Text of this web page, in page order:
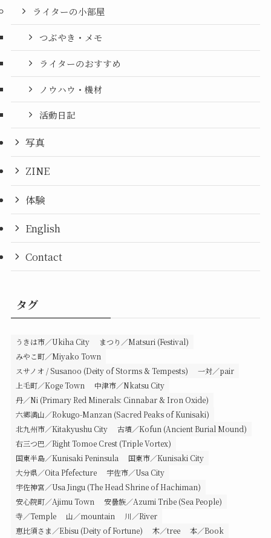
ライターの小部屋
つぶやき・メモ
ライターのおすすめ
ノウハウ・機材
活動日記
写真
ZINE
体験
English
Contact
タグ
うきは市／Ukiha City
まつり／Matsuri (Festival)
みやこ町／Miyako Town
スサノオ / Susanoo (Deity of Storms & Tempests)
一対／pair
上毛町／Koge Town
中津市／Nkatsu City
丹／Ni (Primary Red Minerals: Cinnabar & Iron Oxide)
六郷満山／Rokugo-Manzan (Sacred Peaks of Kunisaki)
北九州市／Kitakyushu City
古墳／Kofun (Ancient Burial Mound)
右三つ巴／Right Tomoe Crest (Triple Vortex)
国東半島／Kunisaki Peninsula
国東市／Kunisaki City
大分県／Oita Pfefecture
宇佐市／Usa City
宇佐神宮／Usa Jingu (The Head Shrine of Hachiman)
安心院町／Ajimu Town
安曇族／Azumi Tribe (Sea People)
寺／Temple
山／mountain
川／River
恵比須さま／Ebisu (Deity of Fortune)
木／tree
本／Book